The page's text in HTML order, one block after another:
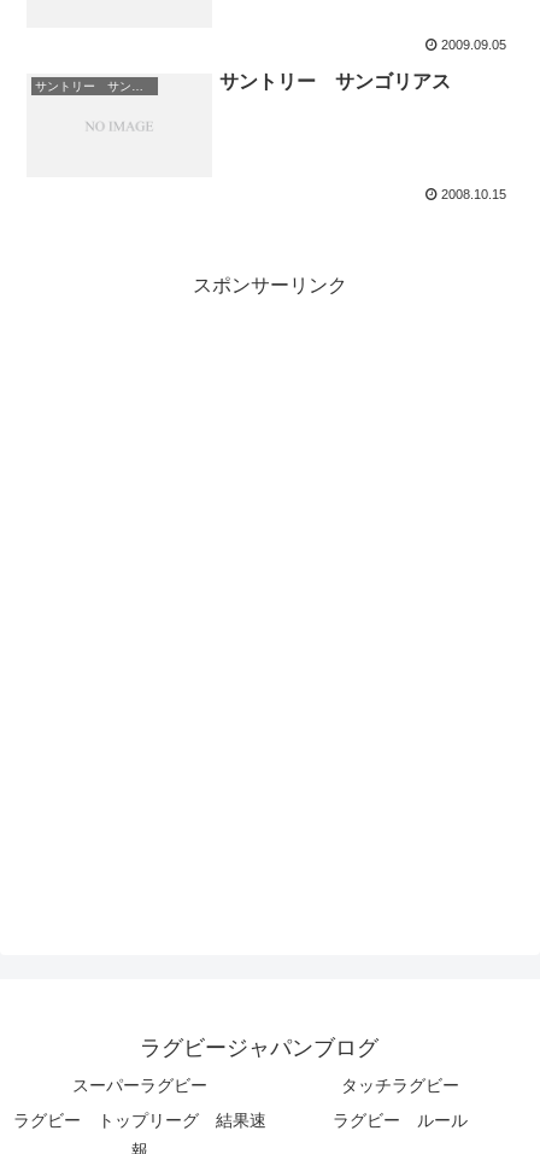
2009.09.05
サントリー サンゴリアス サントリー サンゴリアス
2008.10.15
スポンサーリンク
ラグビージャパンブログ
スーパーラグビー
タッチラグビー
ラグビー トップリーグ 結果速
ラグビー ルール